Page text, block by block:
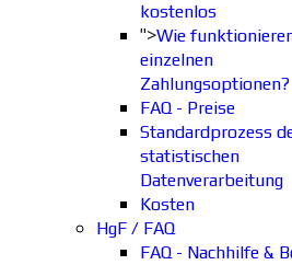
kostenlos
">Wie
einzelnen
Zahlungsoptionen?
FAQ - Preise
Standardprozess
statistischen
Datenverarbeitung
Kosten
HgF / FAQ
FAQ - Nachhilfe &